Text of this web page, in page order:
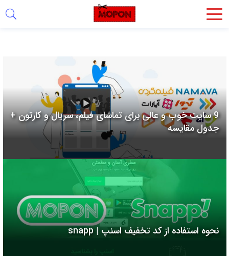
اشتراک
از
روش‌های
زیر
می‌توانید
صفحه
دوستان
خود
به
9 سایت خوب و عالی برای تماشای فیلم، سریال و کارتون +
جدول مقایسه
نحوه استفاده از کد تخفیف اسنپ | snapp